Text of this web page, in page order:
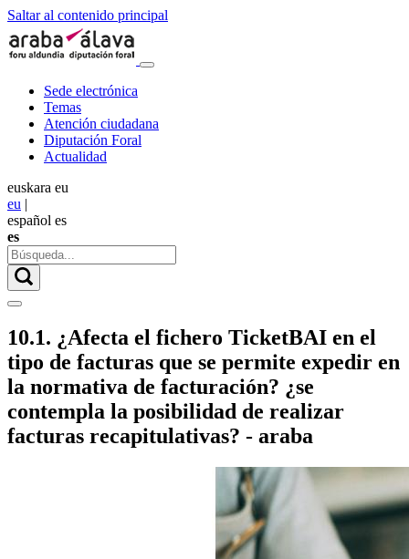
Saltar al contenido principal
Sede electrónica
Temas
Atención ciudadana
Diputación Foral
Actualidad
euskara eu
eu |
español es
es
10.1. ¿Afecta el fichero TicketBAI en el
tipo de facturas que se permite expedir en
la normativa de facturación? ¿se
contempla la posibilidad de realizar
facturas recapitulativas? - araba